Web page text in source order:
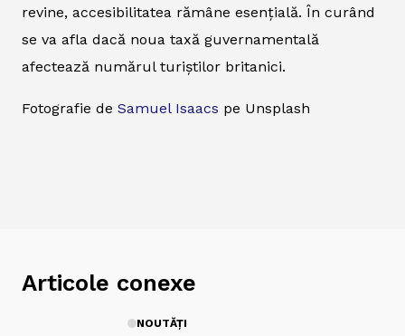
revine, accesibilitatea rămâne esențială. În curând
se va afla dacă noua taxă guvernamentală
afectează numărul turiștilor britanici.
Fotografie de Samuel Isaacs pe Unsplash
Articole conexe
NOUTĂȚI